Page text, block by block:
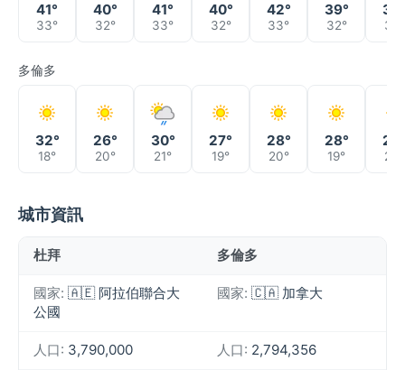
41°
33°
40°
32°
41°
33°
40°
32°
42°
33°
39°
32° 32°
多倫多
32°
18°
26°
20°
30°
21°
27°
19°
28°
20°
28°
19°
27°
20°
城市資訊
杜拜 多倫多
國家: 🇦🇪 阿拉伯聯合大
公國
國家: 🇨🇦 加拿大
人口: 3,790,000 人口: 2,794,356